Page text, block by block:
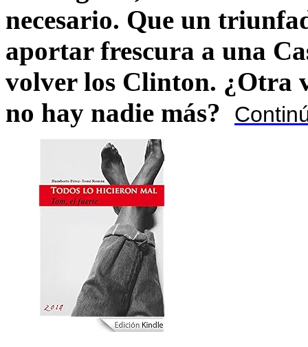
necesario. Que un
aportar frescura a una
volver los Clinton. ¿Otra
no hay nadie más?